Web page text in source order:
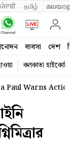
ਪੰਜਾਬੀ தமிழ்
ব্যবসা দেশ
কলকাতা হাইকোর্ট
Warns